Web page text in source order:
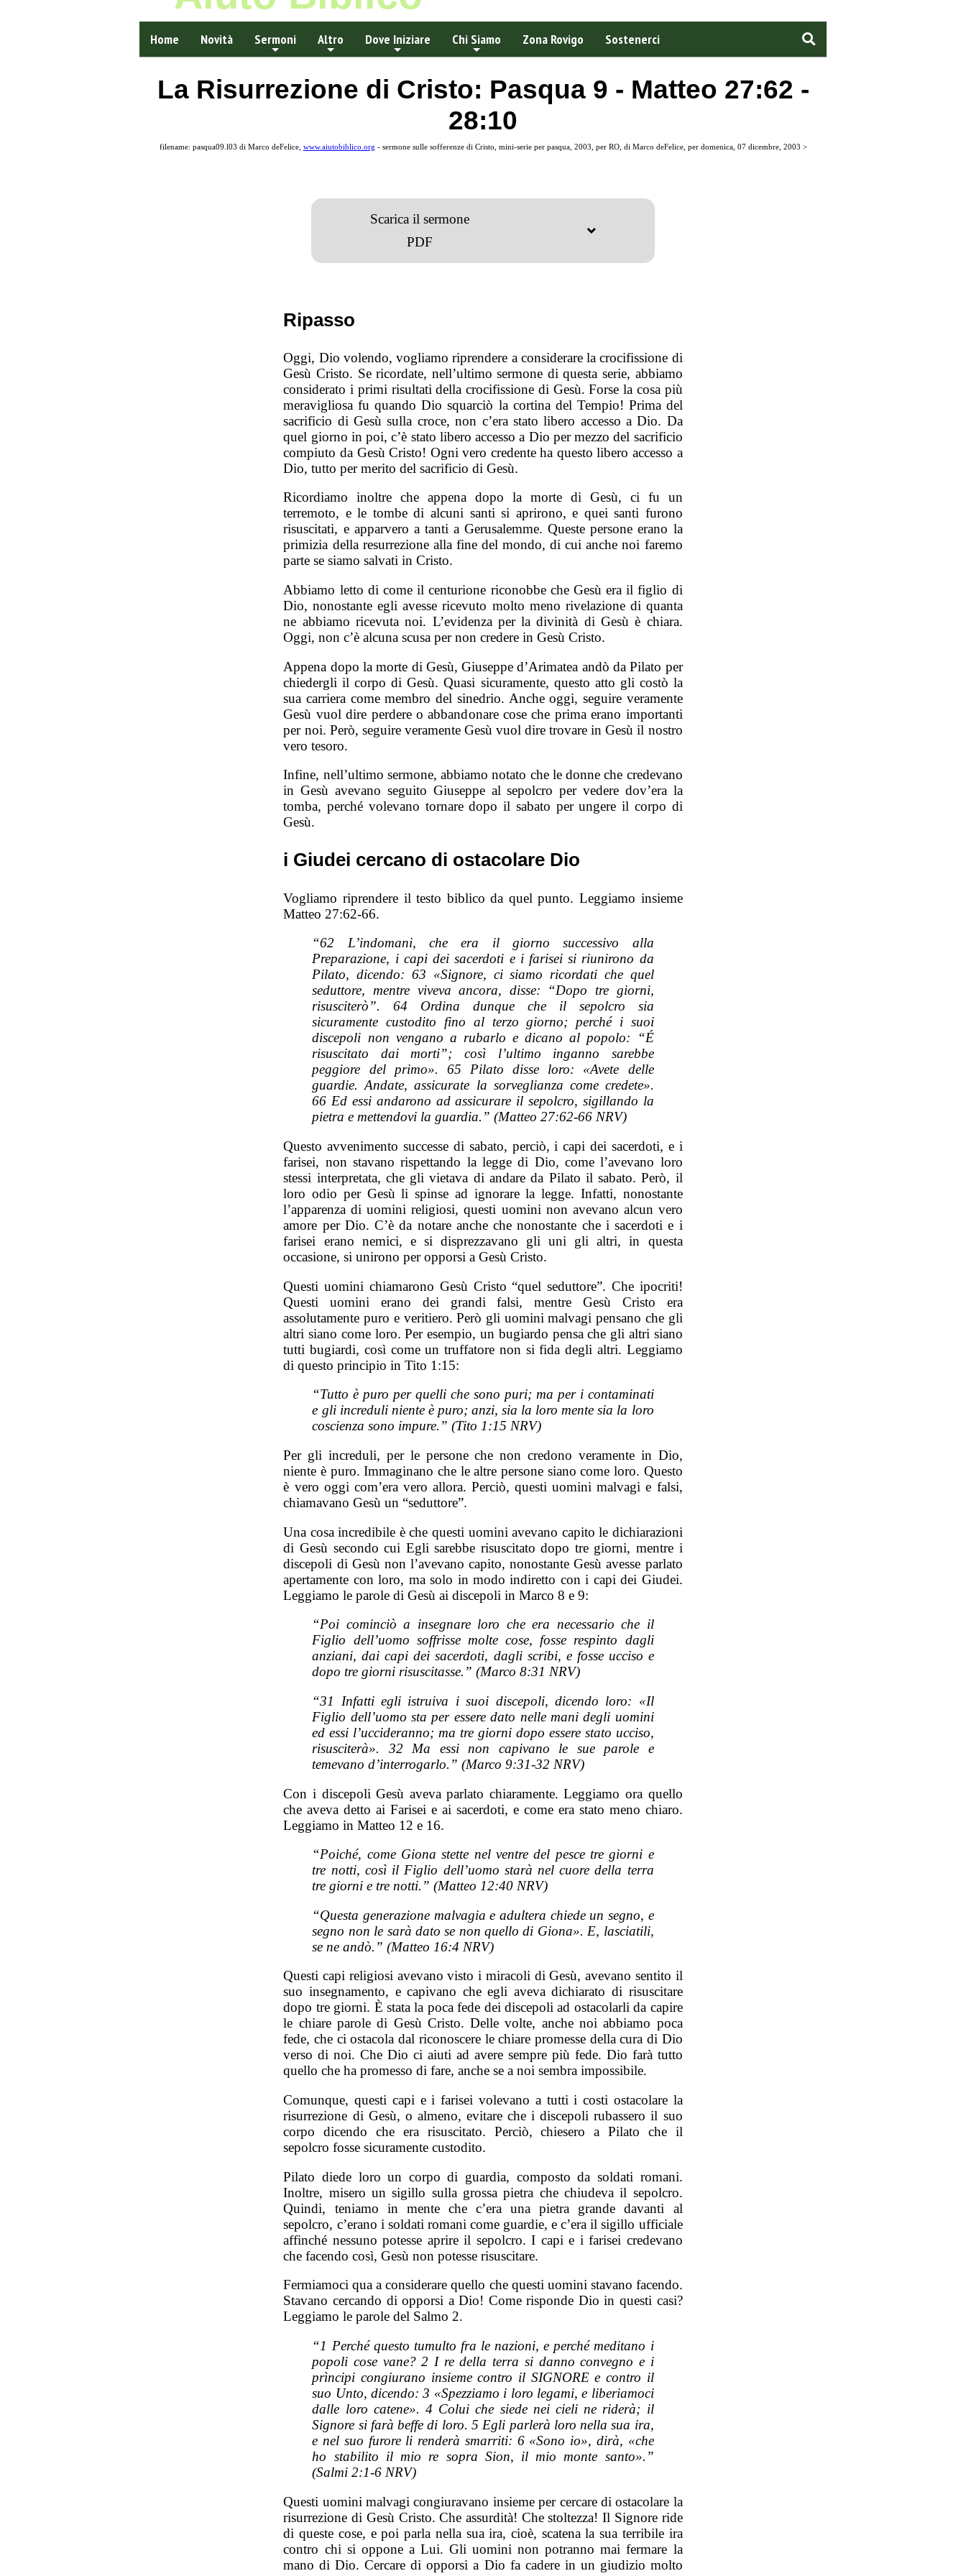
Home Novità Sermoni Altro Dove Iniziare Chi Siamo Zona Rovigo Sostenerci
La Risurrezione di Cristo: Pasqua 9 - Matteo 27:62 -
28:10
filename: pasqua09.l03 di Marco deFelice, www.aiutobiblico.org - sermone sulle sofferenze di Cristo, mini-serie per pasqua, 2003, per RO, di Marco deFelice, per domenica, 07 dicembre, 2003 >
Scarica il sermone
PDF
Ripasso
Oggi, Dio volendo, vogliamo riprendere a considerare la crocifissione di
Gesù Cristo. Se ricordate, nell’ultimo sermone di questa serie, abbiamo
considerato i primi risultati della crocifissione di Gesù. Forse la cosa più
meravigliosa fu quando Dio squarciò la cortina del Tempio! Prima del
sacrificio di Gesù sulla croce, non c’era stato libero accesso a Dio. Da
quel giorno in poi, c’è stato libero accesso a Dio per mezzo del sacrificio
compiuto da Gesù Cristo! Ogni vero credente ha questo libero accesso a
Dio, tutto per merito del sacrificio di Gesù.
Ricordiamo inoltre che appena dopo la morte di Gesù, ci fu un
terremoto, e le tombe di alcuni santi si aprirono, e quei santi furono
risuscitati, e apparvero a tanti a Gerusalemme. Queste persone erano la
primizia della resurrezione alla fine del mondo, di cui anche noi faremo
parte se siamo salvati in Cristo.
Abbiamo letto di come il centurione riconobbe che Gesù era il figlio di
Dio, nonostante egli avesse ricevuto molto meno rivelazione di quanta
ne abbiamo ricevuta noi. L’evidenza per la divinità di Gesù è chiara.
Oggi, non c’è alcuna scusa per non credere in Gesù Cristo.
Appena dopo la morte di Gesù, Giuseppe d’Arimatea andò da Pilato per
chiedergli il corpo di Gesù. Quasi sicuramente, questo atto gli costò la
sua carriera come membro del sinedrio. Anche oggi, seguire veramente
Gesù vuol dire perdere o abbandonare cose che prima erano importanti
per noi. Però, seguire veramente Gesù vuol dire trovare in Gesù il nostro
vero tesoro.
Infine, nell’ultimo sermone, abbiamo notato che le donne che credevano
in Gesù avevano seguito Giuseppe al sepolcro per vedere dov’era la
tomba, perché volevano tornare dopo il sabato per ungere il corpo di
Gesù.
i Giudei cercano di ostacolare Dio
Vogliamo riprendere il testo biblico da quel punto. Leggiamo insieme
Matteo 27:62-66.
“62 L’indomani, che era il giorno successivo alla
Preparazione, i capi dei sacerdoti e i farisei si riunirono da
Pilato, dicendo: 63 «Signore, ci siamo ricordati che quel
seduttore, mentre viveva ancora, disse: “Dopo tre giorni,
risusciterò”. 64 Ordina dunque che il sepolcro sia
sicuramente custodito fino al terzo giorno; perché i suoi
discepoli non vengano a rubarlo e dicano al popolo: “É
risuscitato dai morti”; così l’ultimo inganno sarebbe
peggiore del primo». 65 Pilato disse loro: «Avete delle
guardie. Andate, assicurate la sorveglianza come credete».
66 Ed essi andarono ad assicurare il sepolcro, sigillando la
pietra e mettendovi la guardia.” (Matteo 27:62-66 NRV)
Questo avvenimento successe di sabato, perciò, i capi dei sacerdoti, e i
farisei, non stavano rispettando la legge di Dio, come l’avevano loro
stessi interpretata, che gli vietava di andare da Pilato il sabato. Però, il
loro odio per Gesù li spinse ad ignorare la legge. Infatti, nonostante
l’apparenza di uomini religiosi, questi uomini non avevano alcun vero
amore per Dio. C’è da notare anche che nonostante che i sacerdoti e i
farisei erano nemici, e si disprezzavano gli uni gli altri, in questa
occasione, si unirono per opporsi a Gesù Cristo.
Questi uomini chiamarono Gesù Cristo “quel seduttore”. Che ipocriti!
Questi uomini erano dei grandi falsi, mentre Gesù Cristo era
assolutamente puro e veritiero. Però gli uomini malvagi pensano che gli
altri siano come loro. Per esempio, un bugiardo pensa che gli altri siano
tutti bugiardi, così come un truffatore non si fida degli altri. Leggiamo
di questo principio in Tito 1:15:
“Tutto è puro per quelli che sono puri; ma per i contaminati
e gli increduli niente è puro; anzi, sia la loro mente sia la loro
coscienza sono impure.” (Tito 1:15 NRV)
Per gli increduli, per le persone che non credono veramente in Dio,
niente è puro. Immaginano che le altre persone siano come loro. Questo
è vero oggi com’era vero allora. Perciò, questi uomini malvagi e falsi,
chiamavano Gesù un “seduttore”.
Una cosa incredibile è che questi uomini avevano capito le dichiarazioni
di Gesù secondo cui Egli sarebbe risuscitato dopo tre giorni, mentre i
discepoli di Gesù non l’avevano capito, nonostante Gesù avesse parlato
apertamente con loro, ma solo in modo indiretto con i capi dei Giudei.
Leggiamo le parole di Gesù ai discepoli in Marco 8 e 9:
“Poi cominciò a insegnare loro che era necessario che il
Figlio dell’uomo soffrisse molte cose, fosse respinto dagli
anziani, dai capi dei sacerdoti, dagli scribi, e fosse ucciso e
dopo tre giorni risuscitasse.” (Marco 8:31 NRV)
“31 Infatti egli istruiva i suoi discepoli, dicendo loro: «Il
Figlio dell’uomo sta per essere dato nelle mani degli uomini
ed essi l’uccideranno; ma tre giorni dopo essere stato ucciso,
risusciterà». 32 Ma essi non capivano le sue parole e
temevano d’interrogarlo.” (Marco 9:31-32 NRV)
Con i discepoli Gesù aveva parlato chiaramente. Leggiamo ora quello
che aveva detto ai Farisei e ai sacerdoti, e come era stato meno chiaro.
Leggiamo in Matteo 12 e 16.
“Poiché, come Giona stette nel ventre del pesce tre giorni e
tre notti, così il Figlio dell’uomo starà nel cuore della terra
tre giorni e tre notti.” (Matteo 12:40 NRV)
“Questa generazione malvagia e adultera chiede un segno, e
segno non le sarà dato se non quello di Giona». E, lasciatili,
se ne andò.” (Matteo 16:4 NRV)
Questi capi religiosi avevano visto i miracoli di Gesù, avevano sentito il
suo insegnamento, e capivano che egli aveva dichiarato di risuscitare
dopo tre giorni. È stata la poca fede dei discepoli ad ostacolarli da capire
le chiare parole di Gesù Cristo. Delle volte, anche noi abbiamo poca
fede, che ci ostacola dal riconoscere le chiare promesse della cura di Dio
verso di noi. Che Dio ci aiuti ad avere sempre più fede. Dio farà tutto
quello che ha promesso di fare, anche se a noi sembra impossibile.
Comunque, questi capi e i farisei volevano a tutti i costi ostacolare la
risurrezione di Gesù, o almeno, evitare che i discepoli rubassero il suo
corpo dicendo che era risuscitato. Perciò, chiesero a Pilato che il
sepolcro fosse sicuramente custodito.
Pilato diede loro un corpo di guardia, composto da soldati romani.
Inoltre, misero un sigillo sulla grossa pietra che chiudeva il sepolcro.
Quindi, teniamo in mente che c’era una pietra grande davanti al
sepolcro, c’erano i soldati romani come guardie, e c’era il sigillo ufficiale
affinché nessuno potesse aprire il sepolcro. I capi e i farisei credevano
che facendo così, Gesù non potesse risuscitare.
Fermiamoci qua a considerare quello che questi uomini stavano facendo.
Stavano cercando di opporsi a Dio! Come risponde Dio in questi casi?
Leggiamo le parole del Salmo 2.
“1 Perché questo tumulto fra le nazioni, e perché meditano i
popoli cose vane? 2 I re della terra si danno convegno e i
prìncipi congiurano insieme contro il SIGNORE e contro il
suo Unto, dicendo: 3 «Spezziamo i loro legami, e liberiamoci
dalle loro catene». 4 Colui che siede nei cieli ne riderà; il
Signore si farà beffe di loro. 5 Egli parlerà loro nella sua ira,
e nel suo furore li renderà smarriti: 6 «Sono io», dirà, «che
ho stabilito il mio re sopra Sion, il mio monte santo».”
(Salmi 2:1-6 NRV)
Questi uomini malvagi congiuravano insieme per cercare di ostacolare la
risurrezione di Gesù Cristo. Che assurdità! Che stoltezza! Il Signore ride
di queste cose, e poi parla nella sua ira, cioè, scatena la sua terribile ira
contro chi si oppone a Lui. Gli uomini non potranno mai fermare la
mano di Dio. Cercare di opporsi a Dio fa cadere in un giudizio molto